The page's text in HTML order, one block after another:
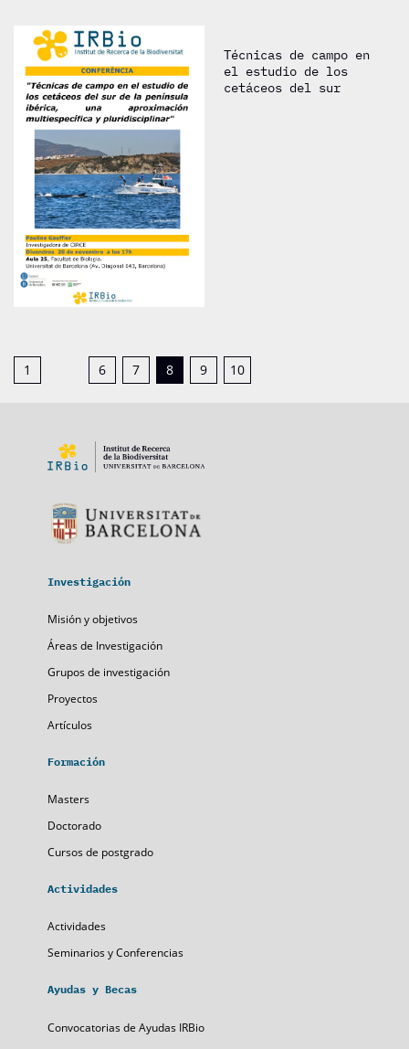
Técnicas de campo en
el estudio de los
cetáceos del sur
1 6 7 8 9 10
Investigación
Misión y objetivos
Áreas de Investigación
Grupos de investigación
Proyectos
Artículos
Formación
Masters
Doctorado
Cursos de postgrado
Actividades
Actividades
Seminarios y Conferencias
Ayudas y Becas
Convocatorias de Ayudas IRBio